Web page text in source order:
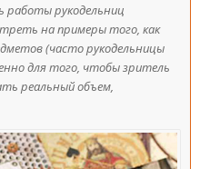
работы рукодельниц
на примеры того, как
(часто рукодельницы
для того, чтобы зритель
реальный объем,